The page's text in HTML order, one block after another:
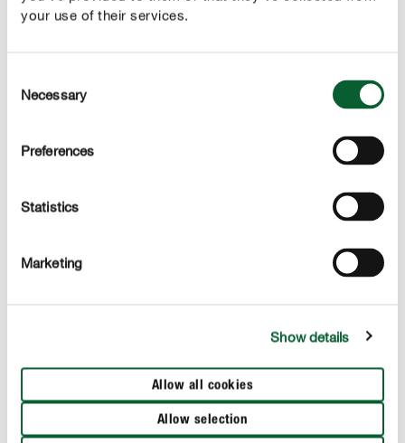
your use of their services.
Selection
Necessary
Preferences
Statistics
Marketing
Show details
Allow all cookies
Allow selection
Deze producten kunnen je ook interesseren
COMPO Anti-Onkruid & Antimos Totale